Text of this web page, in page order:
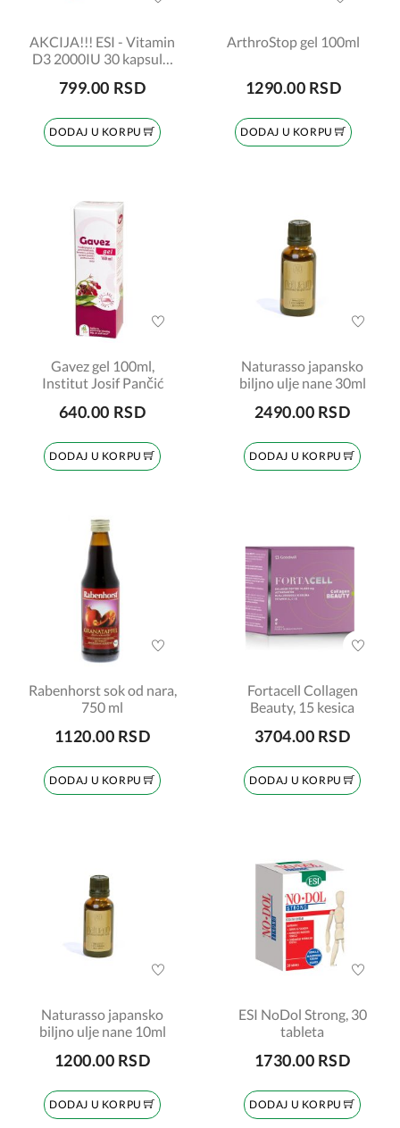
AKCIJA!!! ESI - Vitamin
D3 2000IU 30 kapsula,
799.00 RSD
DODAJ U KORPU
ArthroStop gel 100ml
1290.00 RSD
DODAJ U KORPU
Gavez gel 100ml,
Institut Josif Pančić
640.00 RSD
DODAJ U KORPU
Naturasso japansko
biljno ulje nane 30ml
2490.00 RSD
DODAJ U KORPU
Rabenhorst sok od nara,
750 ml
1120.00 RSD
DODAJ U KORPU
Fortacell Collagen
Beauty, 15 kesica
3704.00 RSD
DODAJ U KORPU
Naturasso japansko
biljno ulje nane 10ml
1200.00 RSD
DODAJ U KORPU
ESI NoDol Strong, 30
tableta
1730.00 RSD
DODAJ U KORPU